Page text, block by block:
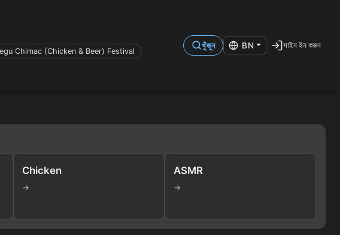
Chimac (Chicken & Beer) Festival
খুঁজুন BN সাইন ইন করুন
Chicken
→
ASMR
→